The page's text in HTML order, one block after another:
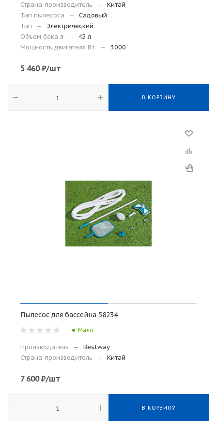
Страна-производитель
—
Китай
Тип пылесоса
—
Садовый
Тип
—
Электрический
Объем бака л
—
45 л
Мощность двигателя Вт.
— 3000
5 460₽/шт
В КОРЗИНУ
Пылесос для бассейна 58234
Мало
Производитель —
Bestway
Страна-производитель
— Китай
7 600₽/шт
В КОРЗИНУ